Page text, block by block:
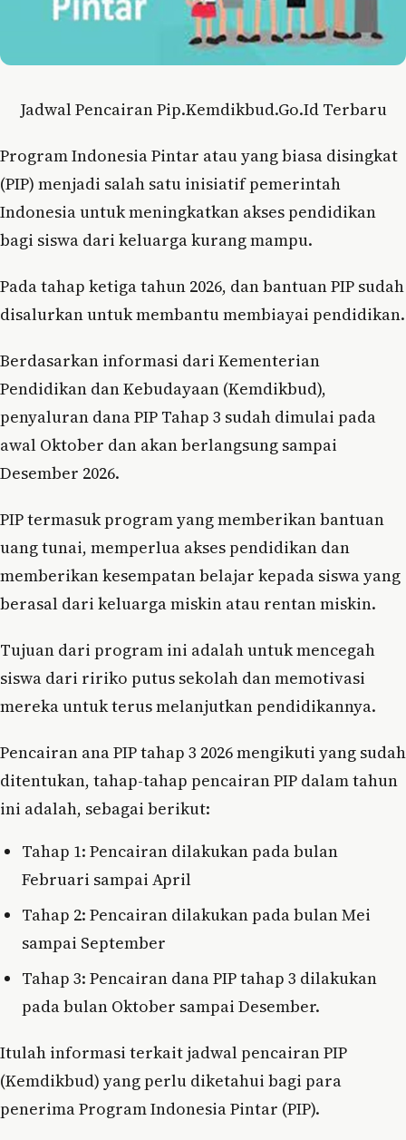
Jadwal Pencairan Pip.Kemdikbud.Go.Id Terbaru
Program Indonesia Pintar atau yang biasa disingkat
(PIP) menjadi salah satu inisiatif pemerintah
Indonesia untuk meningkatkan akses pendidikan
bagi siswa dari keluarga kurang mampu.
Pada tahap ketiga tahun 2026, dan bantuan PIP sudah
disalurkan untuk membantu membiayai pendidikan.
Berdasarkan informasi dari Kementerian
Pendidikan dan Kebudayaan (Kemdikbud),
penyaluran dana PIP Tahap 3 sudah dimulai pada
awal Oktober dan akan berlangsung sampai
Desember 2026.
PIP termasuk program yang memberikan bantuan
uang tunai, memperlua akses pendidikan dan
memberikan kesempatan belajar kepada siswa yang
berasal dari keluarga miskin atau rentan miskin.
Tujuan dari program ini adalah untuk mencegah
siswa dari ririko putus sekolah dan memotivasi
mereka untuk terus melanjutkan pendidikannya.
Pencairan ana PIP tahap 3 2026 mengikuti yang sudah
ditentukan, tahap-tahap pencairan PIP dalam tahun
ini adalah, sebagai berikut:
Tahap 1: Pencairan dilakukan pada bulan
Februari sampai April
Tahap 2: Pencairan dilakukan pada bulan Mei
sampai September
Tahap 3: Pencairan dana PIP tahap 3 dilakukan
pada bulan Oktober sampai Desember.
Itulah informasi terkait jadwal pencairan PIP
(Kemdikbud) yang perlu diketahui bagi para
penerima Program Indonesia Pintar (PIP).